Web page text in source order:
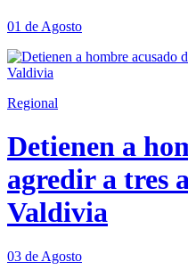
01 de Agosto
Regional
Detienen a
agredir a tres
Valdivia
03 de Agosto